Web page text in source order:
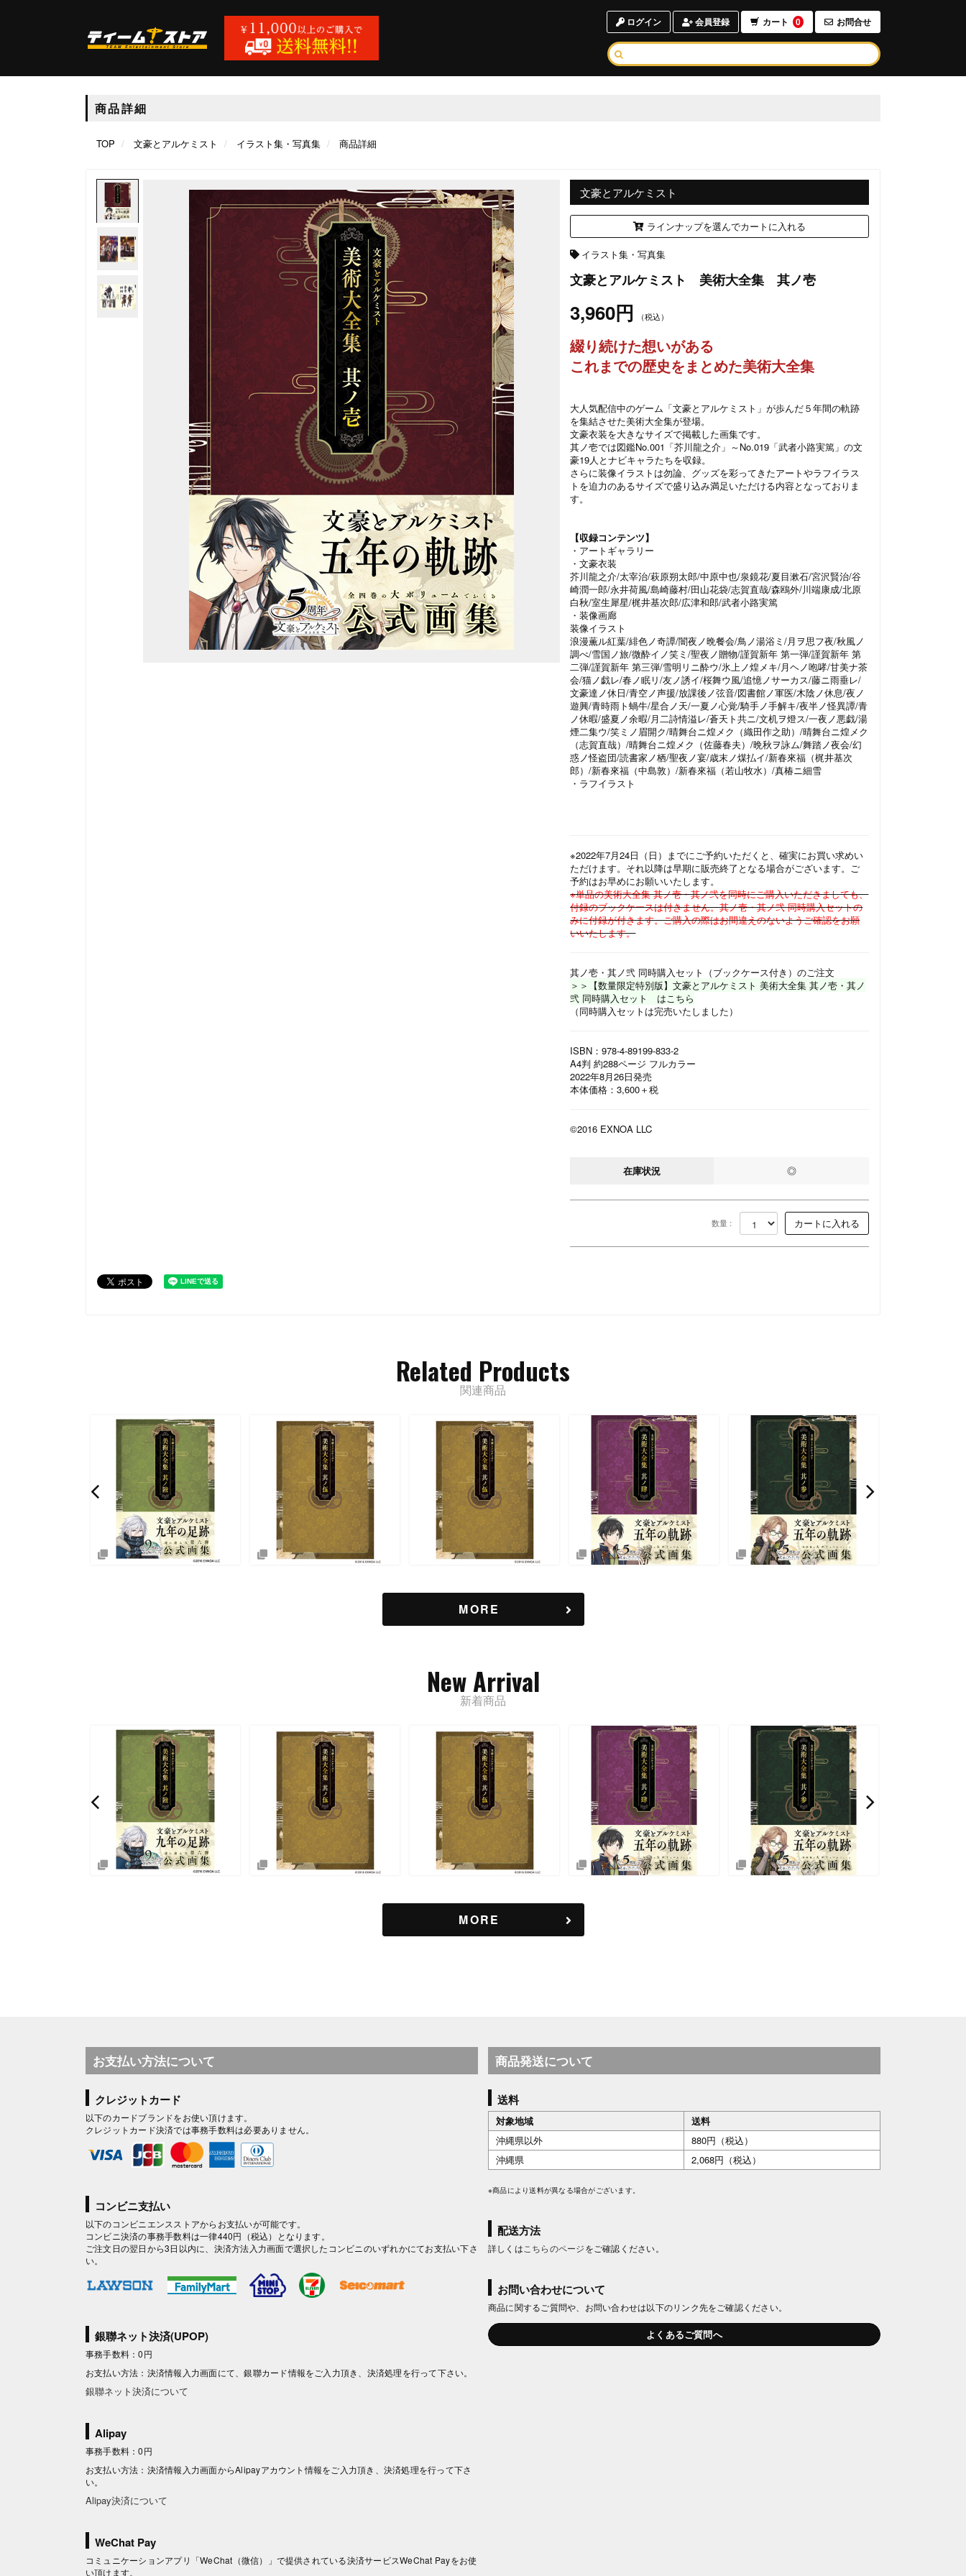
ログイン 会員登録 カート 0 お問合せ
商品詳細
TOP 文豪とアルケミスト イラスト集・写真集 商品詳細
文豪とアルケミスト
ラインナップを選んでカートに入れる
イラスト集・写真集
文豪とアルケミスト 美術大全集 其ノ壱
3,960円 （税込）
綴り続けた想いがある
これまでの歴史をまとめた美術大全集
大人気配信中のゲーム「文豪とアルケミスト」が歩んだ５年間の軌跡
を集結させた美術大全集が登場。
文豪衣装を大きなサイズで掲載した画集です。
其ノ壱では図鑑No.001「芥川龍之介」～No.019「武者小路実篤」の文
豪19人とナビキャラたちを収録。
さらに装像イラストは勿論、グッズを彩ってきたアートやラフイラス
トを迫力のあるサイズで盛り込み満足いただける内容となっておりま
す。
【収録コンテンツ】
・アートギャラリー
・文豪衣装
芥川龍之介/太宰治/萩原朔太郎/中原中也/泉鏡花/夏目漱石/宮沢賢治/谷
崎潤一郎/永井荷風/島崎藤村/田山花袋/志賀直哉/森鴎外/川端康成/北原
白秋/室生犀星/梶井基次郎/広津和郎/武者小路実篤
・装像画廊
装像イラスト
浪漫薫ル紅葉/緋色ノ奇譚/闇夜ノ晩餐会/鳥ノ湯浴ミ/月ヲ思フ夜/秋風ノ
調べ/雪国ノ旅/微酔イノ笑ミ/聖夜ノ贈物/謹賀新年 第一弾/謹賀新年 第
二弾/謹賀新年 第三弾/雪明リニ酔ウ/氷上ノ煌メキ/月ヘノ咆哮/甘美ナ茶
会/猫ノ戯レ/春ノ眠リ/友ノ誘イ/桜舞ウ風/追憶ノサーカス/藤ニ雨垂レ/
文豪達ノ休日/青空ノ声援/放課後ノ弦音/図書館ノ軍医/木陰ノ休息/夜ノ
遊興/青時雨ト蝸牛/星合ノ天/一夏ノ心覚/騎手ノ手解キ/夜半ノ怪異譚/青
ノ休暇/盛夏ノ余暇/月二詩情溢レ/蒼天ト共ニ/文机ヲ燈ス/一夜ノ悪戯/湯
煙二集ウ/笑ミノ眉開ク/晴舞台ニ煌メク（織田作之助）/晴舞台ニ煌メク
（志賀直哉）/晴舞台ニ煌メク（佐藤春夫）/晩秋ヲ詠ム/舞踏ノ夜会/幻
惑ノ怪盗団/読書家ノ栖/聖夜ノ宴/歳末ノ煤払イ/新春來福（梶井基次
郎）/新春來福（中島敦）/新春來福（若山牧水）/真椿ニ細雪
・ラフイラスト
※2022年7月24日（日）までにご予約いただくと、確実にお買い求めい
ただけます。それ以降は早期に販売終了となる場合がございます。ご
予約はお早めにお願いいたします。
※単品の美術大全集 其ノ壱・其ノ弐を同時にご購入いただきましても、
付録のブックケースは付きません。其ノ壱・其ノ弐 同時購入セットの
みに付録が付きます。ご購入の際はお間違えのないようご確認をお願
いいたします。
其ノ壱・其ノ弐 同時購入セット（ブックケース付き）のご注文
＞＞【数量限定特別版】文豪とアルケミスト 美術大全集 其ノ壱・其ノ
弐 同時購入セット はこちら
（同時購入セットは完売いたしました）
ISBN：978-4-89199-833-2
A4判 約288ページ フルカラー
2022年8月26日発売
本体価格：3,600＋税
©2016 EXNOA LLC
在庫状況 ◎
数量 :
Related Products
関連商品
MORE
New Arrival
新着商品
MORE
お支払い方法について
クレジットカード
以下のカードブランドをお使い頂けます。
クレジットカード決済では事務手数料は必要ありません。
コンビニ支払い
以下のコンビニエンスストアからお支払いが可能です。
コンビニ決済の事務手数料は一律440円（税込）となります。
ご注文日の翌日から3日以内に、決済方法入力画面で選択したコンビニのいずれかにてお支払い下さ
い。
銀聯ネット決済(UPOP)
事務手数料：0円
お支払い方法：決済情報入力画面にて、銀聯カード情報をご入力頂き、決済処理を行って下さい。
銀聯ネット決済について
Alipay
事務手数料：0円
お支払い方法：決済情報入力画面からAlipayアカウント情報をご入力頂き、決済処理を行って下さ
い。
Alipay決済について
WeChat Pay
コミュニケーションアプリ「WeChat（微信）」で提供されている決済サービスWeChat Payをお使
い頂けます。
商品発送について
送料
対象地域
送料
沖縄県以外
880円（税込）
沖縄県
2,068円（税込）
※商品により送料が異なる場合がございます。
配送方法
詳しくは こちらのページをご確認ください。
お問い合わせについて
商品に関するご質問や、お問い合わせは以下のリンク先をご確認ください。
よくあるご質問へ